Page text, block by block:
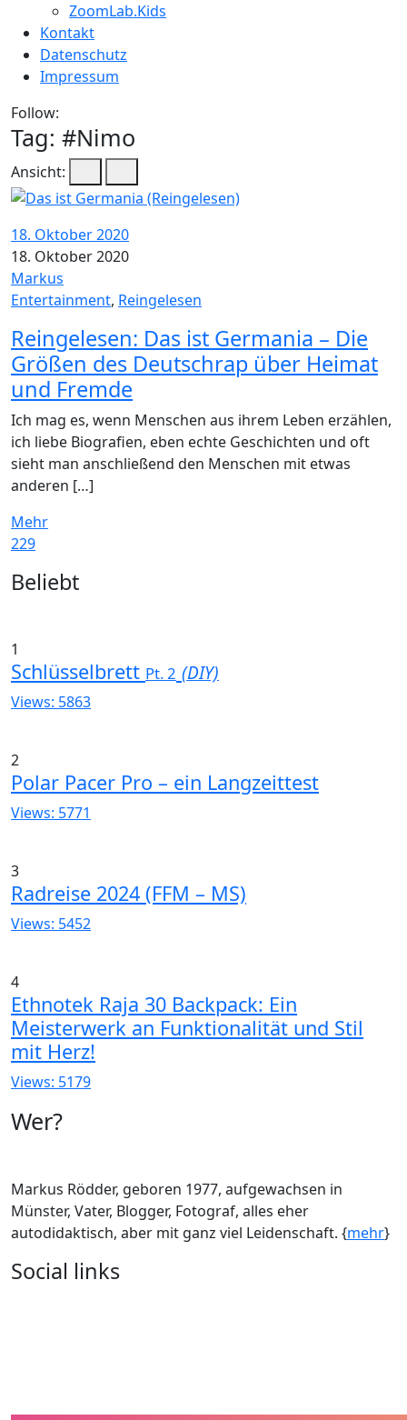
ZoomLab.Kids
Kontakt
Datenschutz
Impressum
Follow:
Tag: #Nimo
Ansicht:
18. Oktober 2020
18. Oktober 2020
Markus
Entertainment, Reingelesen
Reingelesen: Das ist Germania – Die
Größen des Deutschrap über Heimat
und Fremde
Ich mag es, wenn Menschen aus ihrem Leben erzählen,
ich liebe Biografien, eben echte Geschichten und oft
sieht man anschließend den Menschen mit etwas
anderen […]
Mehr
229
Widgets
Beliebt
1
Schlüsselbrett Pt. 2 (DIY)
Views: 5863
2
Polar Pacer Pro – ein Langzeittest
Views: 5771
3
Radreise 2024 (FFM – MS)
Views: 5452
4
Ethnotek Raja 30 Backpack: Ein
Meisterwerk an Funktionalität und Stil
mit Herz!
Views: 5179
Wer?
Markus Rödder, geboren 1977, aufgewachsen in
Münster, Vater, Blogger, Fotograf, alles eher
autodidaktisch, aber mit ganz viel Leidenschaft. {mehr}
Social links